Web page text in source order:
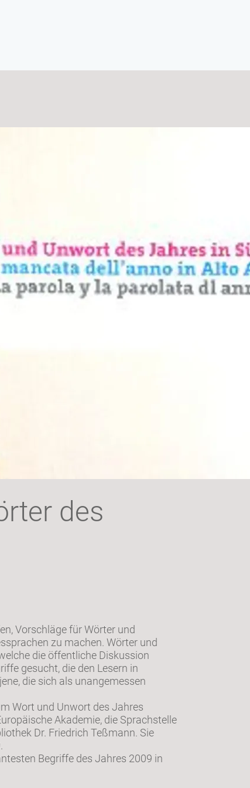
des
Vorschläge für Wörter und
zu machen. Wörter und
die öffentliche Diskussion
gesucht, die den Lesern in
die sich als unangemessen
Wort und Unwort des Jahres
Akademie, die Sprachstelle
Dr. Friedrich Teßmann. Sie
Begriffe des Jahres 2009 in